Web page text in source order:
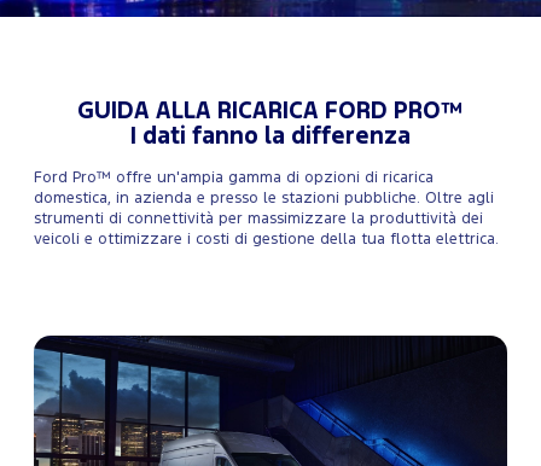
GUIDA ALLA RICARICA FORD PRO™
I dati fanno la differenza
Ford Pro™ offre un'ampia gamma di opzioni di ricarica
domestica, in azienda e presso le stazioni pubbliche. Oltre agli
strumenti di connettività per massimizzare la produttività dei
veicoli e ottimizzare i costi di gestione della tua flotta elettrica.